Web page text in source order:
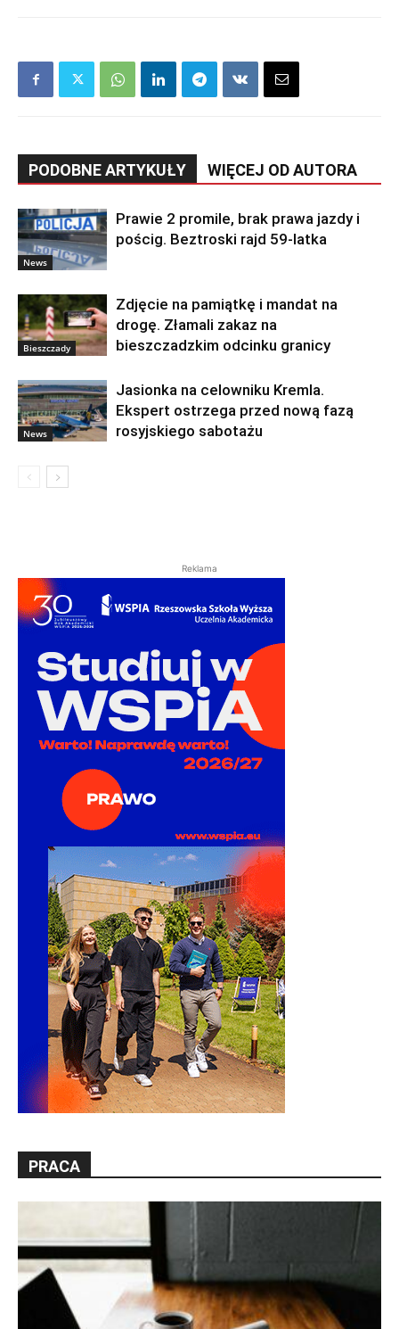
PODOBNE ARTYKUŁY WIĘCEJ OD AUTORA
News
Prawie 2 promile, brak prawa jazdy i
pościg. Beztroski rajd 59-latka
Bieszczady
Zdjęcie na pamiątkę i mandat na
drogę. Złamali zakaz na
bieszczadzkim odcinku granicy
News
Jasionka na celowniku Kremla.
Ekspert ostrzega przed nową fazą
rosyjskiego sabotażu
Reklama
PRACA